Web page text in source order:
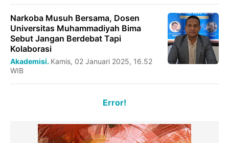
Narkoba Musuh Bersama, Dosen
Universitas Muhammadiyah Bima
Sebut Jangan Berdebat Tapi
Kolaborasi
Akademisi. Kamis, 02 Januari 2025, 16.52
WIB
Error!